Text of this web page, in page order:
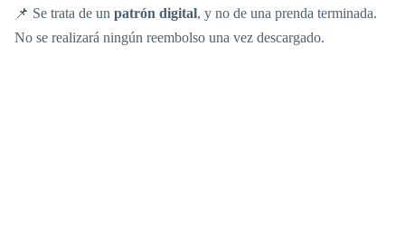
📌 Se trata de un patrón digital, y no de una prenda terminada.
No se realizará ningún reembolso una vez descargado.